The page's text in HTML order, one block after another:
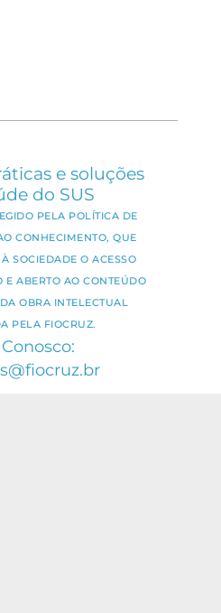
e soluções
do SUS
PELA POLÍTICA DE
CONHECIMENTO, QUE
SOCIEDADE O ACESSO
E ABERTO AO CONTEÚDO
OBRA INTELECTUAL
PELA FIOCRUZ.